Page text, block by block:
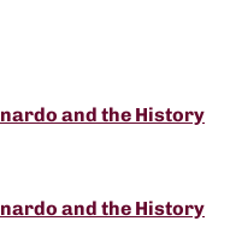
and the History
and the History